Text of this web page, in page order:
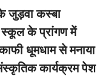
जुड़वा कस्बा
स्कूल के प्रांगण में
धूमधाम से मनाया
कार्यक्रम पेश